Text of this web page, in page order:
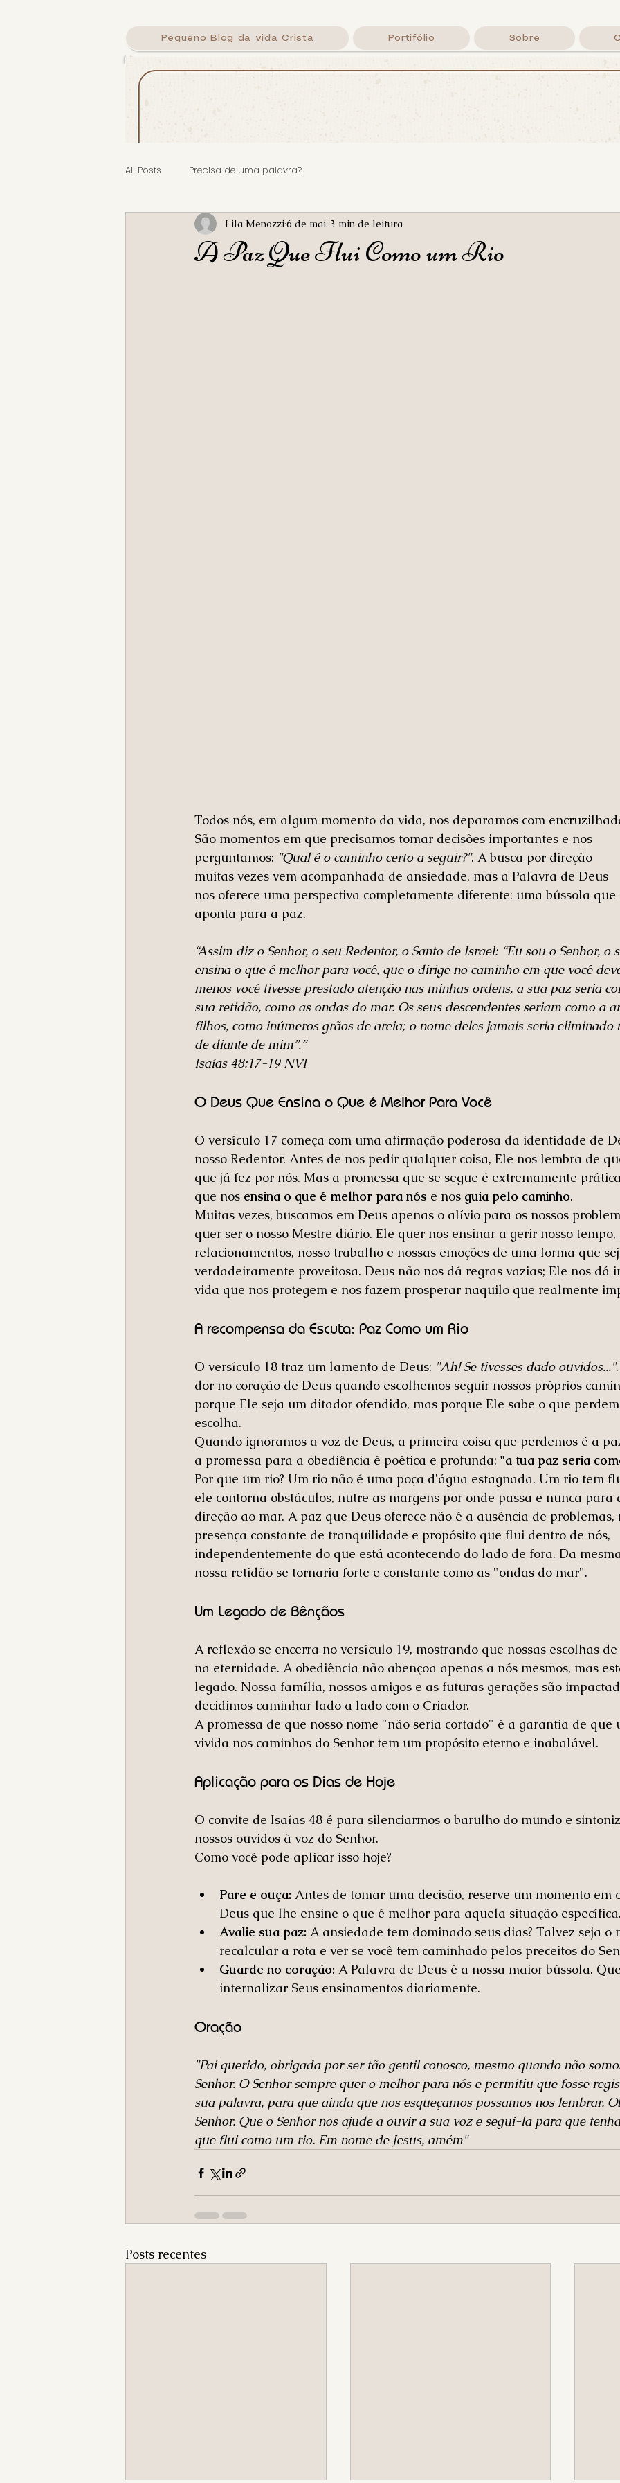
Pequeno Blog da vida Cristã Portifólio Sobre
By Lila Menozzi
Caligrafando a
All Posts Precisa de uma palavra?
A Paz Que Flui Como um Rio
Lila Menozzi 6 de mai. 3 min de leitura
Todos nós, em algum momento da vida, nos deparamos com
São momentos em que precisamos tomar decisões importantes e nos
perguntamos: "Qual é o caminho certo a seguir?". A busca por direção
muitas vezes vem acompanhada de ansiedade, mas a Palavra de Deus
nos oferece uma perspectiva completamente diferente: uma bússola que
aponta para a paz.
“Assim diz o Senhor, o seu Redentor, o Santo de Israel: “Eu sou o Senhor, o
ensina o que é melhor para você, que o dirige no caminho em que você
menos você tivesse prestado atenção nas minhas ordens, a sua paz seria
sua retidão, como as ondas do mar. Os seus descendentes seriam como a
filhos, como inúmeros grãos de areia; o nome deles jamais seria
de diante de mim”.”
‭‭Isaías‬ ‭48‬:‭17‬-‭19‬ ‭NVI‬‬
O Deus Que Ensina o Que é Melhor Para Você
O versículo 17 começa com uma afirmação poderosa da identidade de
nosso Redentor. Antes de nos pedir qualquer coisa, Ele nos lembra de
que já fez por nós. Mas a promessa que se segue é extremamente
que nos ensina o que é melhor para nós e nos guia pelo caminho.
Muitas vezes, buscamos em Deus apenas o alívio para os nossos
quer ser o nosso Mestre diário. Ele quer nos ensinar a gerir nosso tempo,
relacionamentos, nosso trabalho e nossas emoções de uma forma que
verdadeiramente proveitosa. Deus não nos dá regras vazias; Ele nos dá
vida que nos protegem e nos fazem prosperar naquilo que realmente
A recompensa da Escuta: Paz Como um Rio
O versículo 18 traz um lamento de Deus: "Ah! Se tivesses dado ouvidos..."
dor no coração de Deus quando escolhemos seguir nossos próprios
porque Ele seja um ditador ofendido, mas porque Ele sabe o que
escolha.
Quando ignoramos a voz de Deus, a primeira coisa que perdemos é a
a promessa para a obediência é poética e profunda: "a tua paz seria
Por que um rio? Um rio não é uma poça d'água estagnada. Um rio tem
ele contorna obstáculos, nutre as margens por onde passa e nunca
direção ao mar. A paz que Deus oferece não é a ausência de
presença constante de tranquilidade e propósito que flui dentro de nós,
independentemente do que está acontecendo do lado de fora. Da
nossa retidão se tornaria forte e constante como as "ondas do mar".
Um Legado de Bênçãos
A reflexão se encerra no versículo 19, mostrando que nossas escolhas
na eternidade. A obediência não abençoa apenas a nós mesmos, mas
legado. Nossa família, nossos amigos e as futuras gerações são
decidimos caminhar lado a lado com o Criador.
A promessa de que nosso nome "não seria cortado" é a garantia de
vivida nos caminhos do Senhor tem um propósito eterno e inabalável.
Aplicação para os Dias de Hoje
O convite de Isaías 48 é para silenciarmos o barulho do mundo e
nossos ouvidos à voz do Senhor.
Como você pode aplicar isso hoje?
Pare e ouça: Antes de tomar uma decisão, reserve um momento em
Deus que lhe ensine o que é melhor para aquela situação
Avalie sua paz: A ansiedade tem dominado seus dias? Talvez seja o
recalcular a rota e ver se você tem caminhado pelos preceitos do
Guarde no coração: A Palavra de Deus é a nossa maior bússola.
internalizar Seus ensinamentos diariamente.
Oração
"Pai querido, obrigada por ser tão gentil conosco, mesmo quando não
Senhor. O Senhor sempre quer o melhor para nós e permitiu que fosse
sua palavra, para que ainda que nos esqueçamos possamos nos lembrar.
Senhor. Que o Senhor nos ajude a ouvir a sua voz e segui-la para que
que flui como um rio. Em nome de Jesus, amém"
Posts recentes